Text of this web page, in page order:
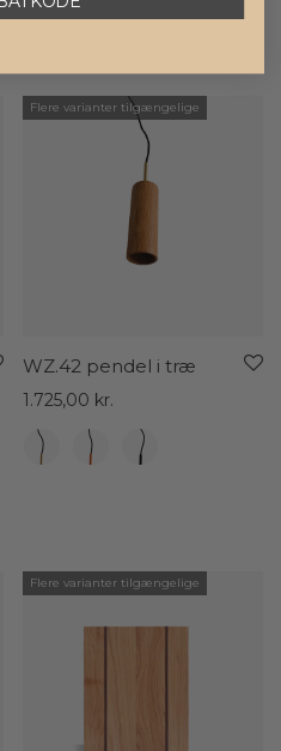
kr.
Flere varianter tilgængelige
WZ.42 pendel i træ
1.725,00 kr.
Flere varianter tilgængelige